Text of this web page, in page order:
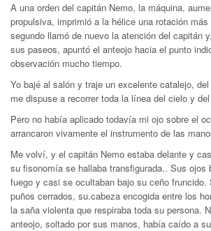
A una orden del capitán Nemo, la máquina,
propulsiva, imprimió a la hélice una rotación
segundo llamó de nuevo la atención del capitán
sus paseos, apuntó el anteojo hacia el punto
observación mucho tiempo.
Yo bajé al salón y traje un excelente catalejo,
me dispuse a recorrer toda la línea del cielo y del
Pero no había aplicado todavía mi ojo sobre el
arrancaron vivamente el instrumento de las
Me volví, y el capitán Nemo estaba delante y
su fisonomía se hallaba transfigurada.. Sus ojos
fuego y casi se ocultaban bajo su ceño fruncido.
puños cerrados, su.cabeza encogida entre los
la saña violenta que respiraba toda su persona.
anteojo, soltado por sus manos, había caído a